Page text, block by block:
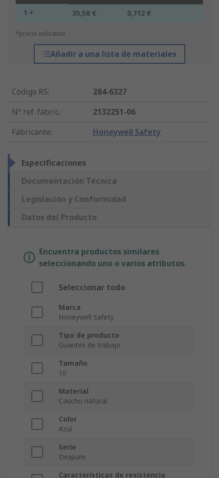
1 + 35,58 € 0,712 €
*precio indicativo
Añadir a una lista de materiales
Código RS:
284-6327
Nº ref. fabric.:
2132251-06
Fabricante: Honeywell Safety
Especificaciones
Documentación Técnica
Legislación y Conformidad
Datos del Producto
Encuentra productos similares
seleccionando uno o varios atributos.
Seleccionar todo
Marca
Honeywell Safety
Tipo de producto
Guantes de trabajo
Tamaño
10
Material
Caucho natural
Color
Azul
Serie
Dexpure
Características de resistencia